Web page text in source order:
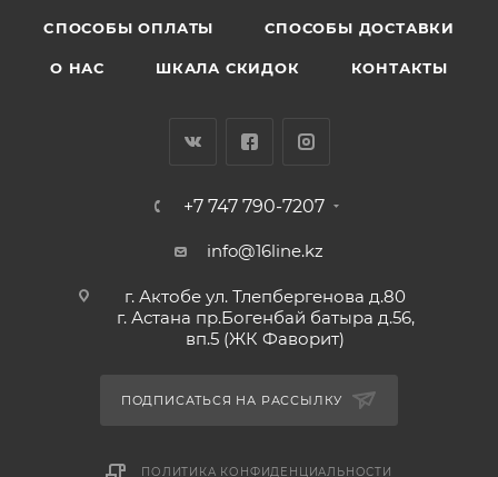
CПОСОБЫ ОПЛАТЫ СПОСОБЫ ДОСТАВКИ
О НАС ШКАЛА СКИДОК КОНТАКТЫ
+7 747 790-7207
info@16line.kz
г. Актобе ул. Тлепбергенова д.80
г. Астана пр.Богенбай батыра д.56,
вп.5 (ЖК Фаворит)
ПОДПИСАТЬСЯ НА РАССЫЛКУ
ПОЛИТИКА КОНФИДЕНЦИАЛЬНОСТИ